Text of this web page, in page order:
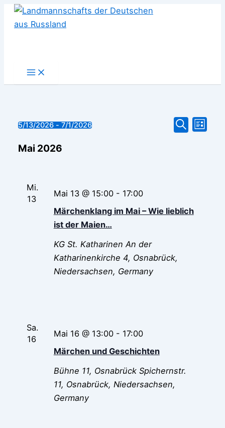
Zum
Inhalt
Veranstaltungen Suche
Liste
5/13/2026 - 7/1/2026
wählen.
Mai 2026
Mi.
13
Märchenklang im Mai – Wie lieblich
ist der Maien…
Mai 13 @ 15:00- 17:00
KG St. Katharinen An der
Katharinenkirche 4, Osnabrück,
Niedersachsen, Germany
Sa.
16
Märchen und Geschichten
Mai 16 @ 13:00- 17:00
Bühne 11, Osnabrück Spichernstr.
11, Osnabrück, Niedersachsen,
Germany